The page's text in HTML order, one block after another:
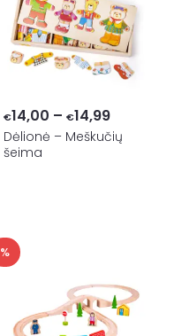
€14,00 – €14,99Price
range:
Dėlionė – Meškučių
šeima
%